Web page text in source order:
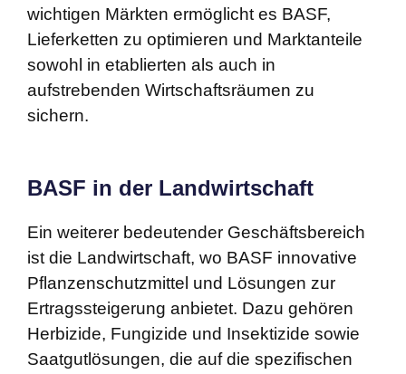
wichtigen Märkten ermöglicht es BASF,
Lieferketten zu optimieren und Marktanteile
sowohl in etablierten als auch in
aufstrebenden Wirtschaftsräumen zu
sichern.
BASF in der Landwirtschaft
Ein weiterer bedeutender Geschäftsbereich
ist die Landwirtschaft, wo BASF innovative
Pflanzenschutzmittel und Lösungen zur
Ertragssteigerung anbietet. Dazu gehören
Herbizide, Fungizide und Insektizide sowie
Saatgutlösungen, die auf die spezifischen